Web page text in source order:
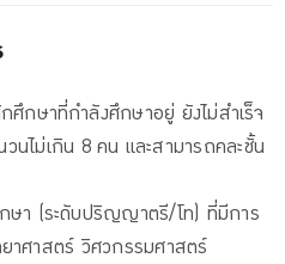
กษาที่กำลังศึกษาอยู่ ยังไม่สำเร็จ
ไม่เกิน 8 คน และสามารถคละชั้น
ษา (ระดับปริญญาตรี/โท) ที่มีการ
าศาสตร์ วิศวกรรมศาสตร์